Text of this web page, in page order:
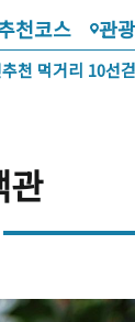
천코스 관
추천 먹거리 10선
관